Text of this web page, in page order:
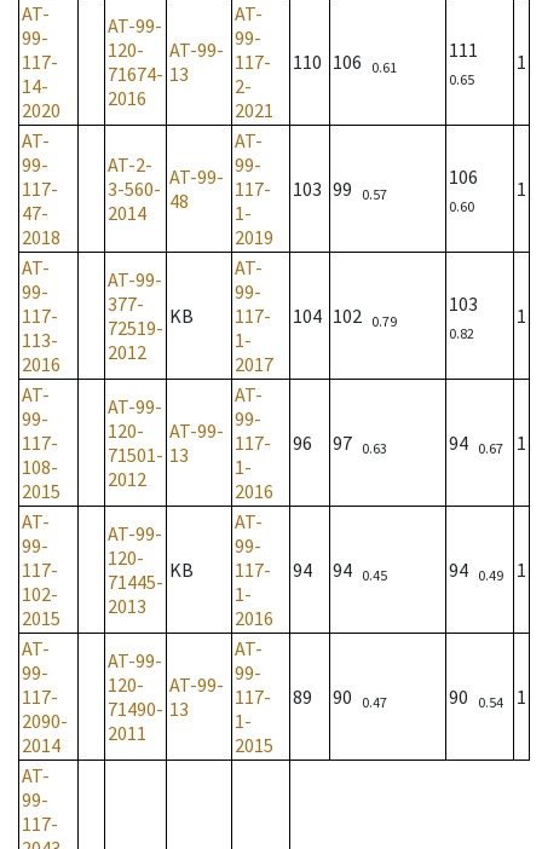
AT-
99-
117-
14-
2020
AT-99-
120-
71674-
2016
AT-99-
13
AT-
99-
117-
2-
2021
110 106 0.61
111
0.65
1
AT-
99-
117-
47-
2018
AT-2-
3-560-
2014
AT-99-
48
AT-
99-
117-
1-
2019
103 99 0.57
106
0.60
1
AT-
99-
117-
113-
2016
AT-99-
377-
72519-
2012
KB
AT-
99-
117-
1-
2017
104 102 0.79
103
0.82
1
AT-
99-
117-
108-
2015
AT-99-
120-
71501-
2012
AT-99-
13
AT-
99-
117-
1-
2016
96 97 0.63 94 0.67 1
AT-
99-
117-
102-
2015
AT-99-
120-
71445-
2013
KB
AT-
99-
117-
1-
2016
94 94 0.45 94 0.49 1
AT-
99-
117-
2090-
2014
AT-99-
120-
71490-
2011
AT-99-
13
AT-
99-
117-
1-
2015
89 90 0.47 90 0.54 1
AT-
99-
117-